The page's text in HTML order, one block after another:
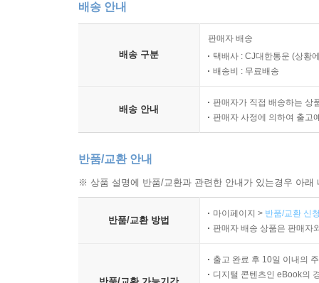
배송 안내
배송 구분
판매자 배송
택배사 : CJ대한통운 (상황
배송비 : 무료배송
배송 안내
판매자가 직접 배송하는 상
판매자 사정에 의하여 출고
반품/교환 안내
※ 상품 설명에 반품/교환과 관련한 안내가 있는경우 아
반품/교환 방법
마이페이지 > 반품/교환 신
판매자 배송 상품은 판매자
출고 완료 후 10일 이내의
디지털 콘텐츠인 eBook의